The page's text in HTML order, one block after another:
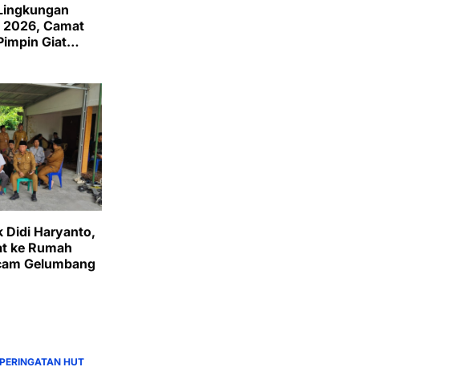
2026, Camat
Giat
Lingkungan
Didi Haryanto,
ke Rumah
Gelumbang
HUT